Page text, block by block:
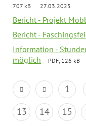
707 kB
27.03.2025
Bericht - Projekt
Bericht -
Information -
möglich
PDF, 126 kB
1
13
14 15